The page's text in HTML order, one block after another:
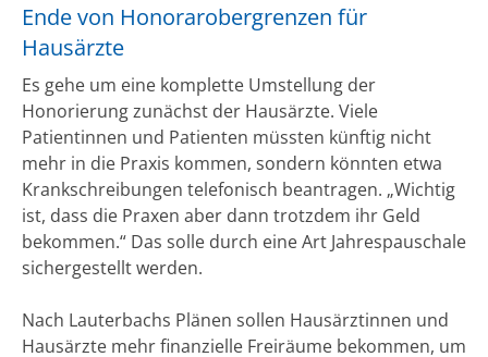
Ende von Honorarobergrenzen für
Hausärzte
Es gehe um eine komplette Umstellung der
Honorierung zunächst der Hausärzte. Viele
Patientinnen und Patienten müssten künftig nicht
mehr in die Praxis kommen, sondern könnten etwa
Krankschreibungen telefonisch beantragen. „Wichtig
ist, dass die Praxen aber dann trotzdem ihr Geld
bekommen.“ Das solle durch eine Art Jahrespauschale
sichergestellt werden.
Nach Lauterbachs Plänen sollen Hausärztinnen und
Hausärzte mehr finanzielle Freiräume bekommen, um